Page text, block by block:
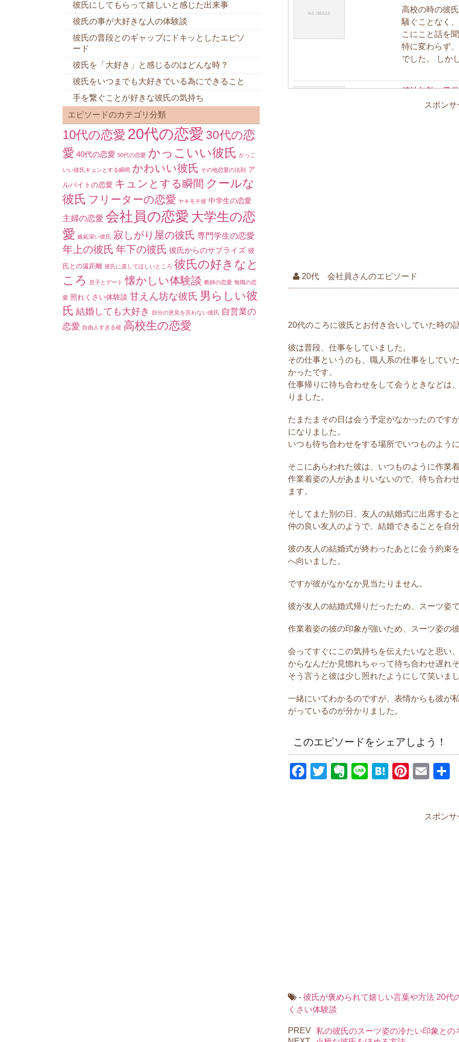
高校の時の彼
騒ぐことなく
こにこと話を
特に変わらず
でした。 しか
精神年齢は子
男の人の精神
年上の彼氏は
仏様のような
喜ばせるのは
小柄な彼氏を
わいいと思っ
あこがれます
喜んでくれた
です。 限定し
〇〇はすごい
ネガティブだ
第三者のうわ
私が以前お付
自分のことを
にするタイプ
があなたのこ
彼にとってツ
大学時代に付
る感じでした
感じで、わた
スポン
20代 会社員さんのエピソード
20代のころに彼氏とお付き合いしていた時の
彼は普段、仕事をしていました。
その仕事というのも、職人系の仕事をしてい
かったです。
仕事帰りに待ち合わせをして会うときなどは
りました。
たまたまその日は会う予定がなかったのです
になりました。
いつも待ち合わせをする場所でいつものよう
そこにあらわれた彼は、いつものように作業
作業着姿の人があまりいないので、待ち合わ
ます。
そしてまた別の日、友人の結婚式に出席する
仲の良い友人のようで、結婚できることを自
彼の友人の結婚式が終わったあとに会う約束
へ向いました。
ですが彼がなかなか見当たりません。
彼が友人の結婚式帰りだったため、スーツ姿
作業着姿の彼の印象が強いため、スーツ姿の
会ってすぐにこの気持ちを伝えたいなと思い
からなんだか見惚れちゃって待ち合わせ遅れ
そう言うと彼は少し照れたようにして笑いま
一緒にいてわかるのですが、表情からも彼が
がっているのが分かりました。
このエピソードをシェアしよう！
F
T
E
Li
H
Pi E
スポン
- 彼氏が褒められて嬉しい言葉や方法 20代
くさい体験談
PREV 私の彼氏のスーツ姿の冷たい印象との
彼氏にしてもらって嬉しいと感じた出来事
彼氏の事が大好きな人の体験談
彼氏の普段とのギャップにドキッとしたエピソ
ード
彼氏を「大好き」と感じるのはどんな時？
彼氏をいつまでも大好きでいる為にできること
手を繋ぐことが好きな彼氏の気持ち
エピソードのカテゴリ分類
10代の恋愛 20代の恋愛 30代の恋
愛 40代の恋愛 50代の恋愛 かっこいい彼氏 かっこ
いい彼氏キュンとする瞬間 かわいい彼氏 その他恋愛の法則 ア
ルバイトの恋愛 キュンとする瞬間 クールな
彼氏 フリーターの恋愛 ヤキモチ彼 中学生の恋愛
主婦の恋愛 会社員の恋愛 大学生の恋
愛 嫉妬深い彼氏 寂しがり屋の彼氏 専門学生の恋愛
年上の彼氏 年下の彼氏 彼氏からのサプライズ 彼
氏との遠距離 彼氏に直してほしいところ 彼氏の好きなと
ころ
息子とデート 懐かしい体験談 教師の恋愛 無職の恋
愛 照れくさい体験談 甘えん坊な彼氏 男らしい彼
氏 結婚しても大好き 自分の意見を言わない彼氏 自営業の
恋愛 自由人すぎる彼 高校生の恋愛